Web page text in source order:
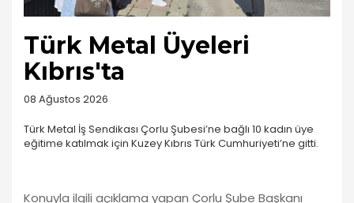
Türk Metal Üyeleri
Kıbrıs'ta
08 Ağustos 2026
Türk Metal İş Sendikası Çorlu Şubesi’ne bağlı 10 kadın üye
eğitime katılmak için Kuzey Kıbrıs Türk Cumhuriyeti’ne gitti.
Konuyla ilgili açıklama yapan Çorlu Şube Başkanı